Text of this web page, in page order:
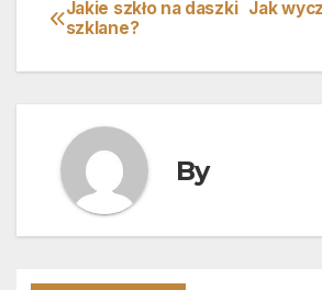
Nawigacja
wpisu
Jak
Jakie szkło na daszki
szklane?
By